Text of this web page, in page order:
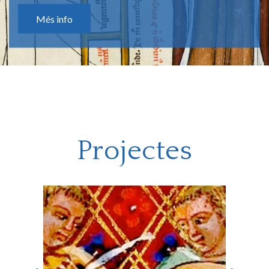
Més info
Projectes